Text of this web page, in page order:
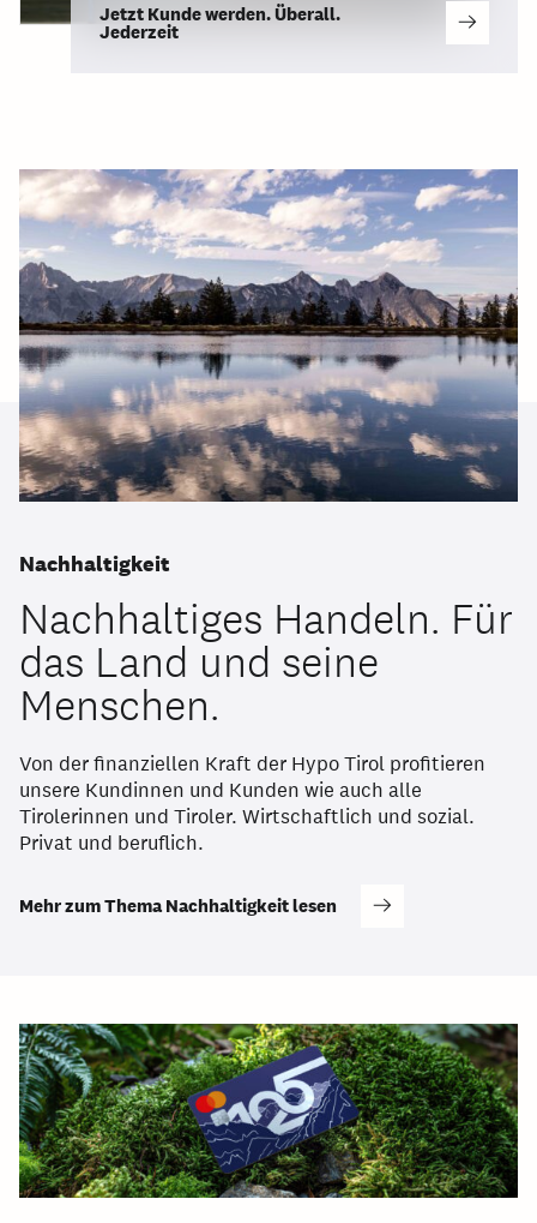
Jetzt Kunde werden. Überall.
Jederzeit
Nachhaltigkeit
Nachhaltiges Handeln. Für
das Land und seine
Menschen.
Von der finanziellen Kraft der Hypo Tirol profitieren
unsere Kundinnen und Kunden wie auch alle
Tirolerinnen und Tiroler. Wirtschaftlich und sozial.
Privat und beruflich.
Mehr zum Thema Nachhaltigkeit lesen